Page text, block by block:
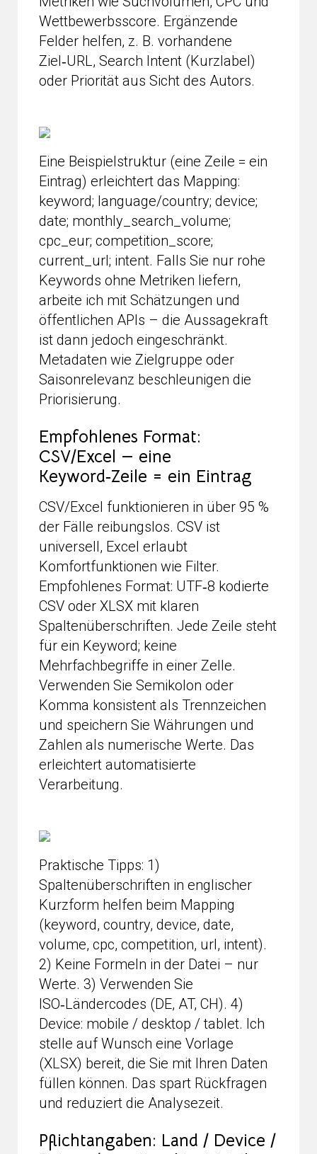
Wettbewerbsscore. Ergänzende
Felder helfen, z. B. vorhandene
Ziel‑URL, Search Intent (Kurzlabel)
oder Priorität aus Sicht des Autors.
Eine Beispielstruktur (eine Zeile = ein
Eintrag) erleichtert das Mapping:
keyword; language/country; device;
date; monthly_search_volume;
cpc_eur; competition_score;
current_url; intent. Falls Sie nur rohe
Keywords ohne Metriken liefern,
arbeite ich mit Schätzungen und
öffentlichen APIs – die Aussagekraft
ist dann jedoch eingeschränkt.
Metadaten wie Zielgruppe oder
Saisonrelevanz beschleunigen die
Priorisierung.
Empfohlenes Format:
CSV/Excel — eine
Keyword‑Zeile = ein Eintrag
CSV/Excel funktionieren in über 95 %
der Fälle reibungslos. CSV ist
universell, Excel erlaubt
Komfortfunktionen wie Filter.
Empfohlenes Format: UTF‑8 kodierte
CSV oder XLSX mit klaren
Spaltenüberschriften. Jede Zeile steht
für ein Keyword; keine
Mehrfachbegriffe in einer Zelle.
Verwenden Sie Semikolon oder
Komma konsistent als Trennzeichen
und speichern Sie Währungen und
Zahlen als numerische Werte. Das
erleichtert automatisierte
Verarbeitung.
Praktische Tipps: 1)
Spaltenüberschriften in englischer
Kurzform helfen beim Mapping
(keyword, country, device, date,
volume, cpc, competition, url, intent).
2) Keine Formeln in der Datei – nur
Werte. 3) Verwenden Sie
ISO‑Ländercodes (DE, AT, CH). 4)
Device: mobile / desktop / tablet. Ich
stelle auf Wunsch eine Vorlage
(XLSX) bereit, die Sie mit Ihren Daten
füllen können. Das spart Rückfragen
und reduziert die Analysezeit.
Pflichtangaben: Land / Device /